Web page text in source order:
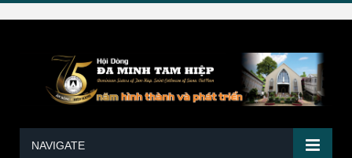
NAVIGATE